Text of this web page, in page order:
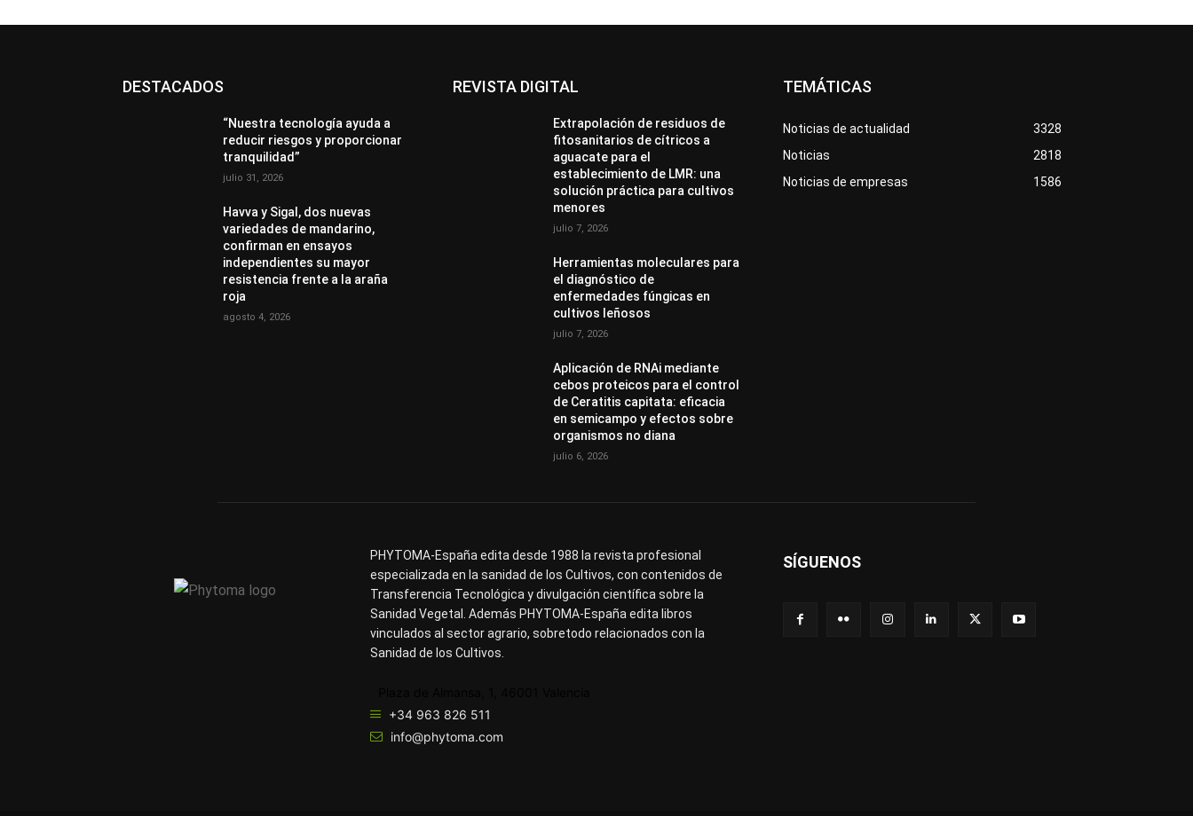
DESTACADOS
“Nuestra tecnología ayuda a
reducir riesgos y proporcionar
tranquilidad”
julio 31, 2026
Havva y Sigal, dos nuevas
variedades de mandarino,
confirman en ensayos
independientes su mayor
resistencia frente a la araña
roja
agosto 4, 2026
REVISTA DIGITAL
Extrapolación de residuos de
fitosanitarios de cítricos a
aguacate para el
establecimiento de LMR: una
solución práctica para cultivos
menores
julio 7, 2026
Herramientas moleculares para
el diagnóstico de
enfermedades fúngicas en
cultivos leñosos
julio 7, 2026
Aplicación de RNAi mediante
cebos proteicos para el control
de Ceratitis capitata: eficacia
en semicampo y efectos sobre
organismos no diana
julio 6, 2026
TEMÁTICAS
Noticias de actualidad
3328
Noticias
2818
Noticias de empresas
1586
PHYTOMA-España edita desde 1988 la revista profesional
especializada en la sanidad de los Cultivos, con contenidos de
Transferencia Tecnológica y divulgación científica sobre la
Sanidad Vegetal. Además PHYTOMA-España edita libros
vinculados al sector agrario, sobretodo relacionados con la
Sanidad de los Cultivos.
+34 963 826 511
info@phytoma.com
SÍGUENOS